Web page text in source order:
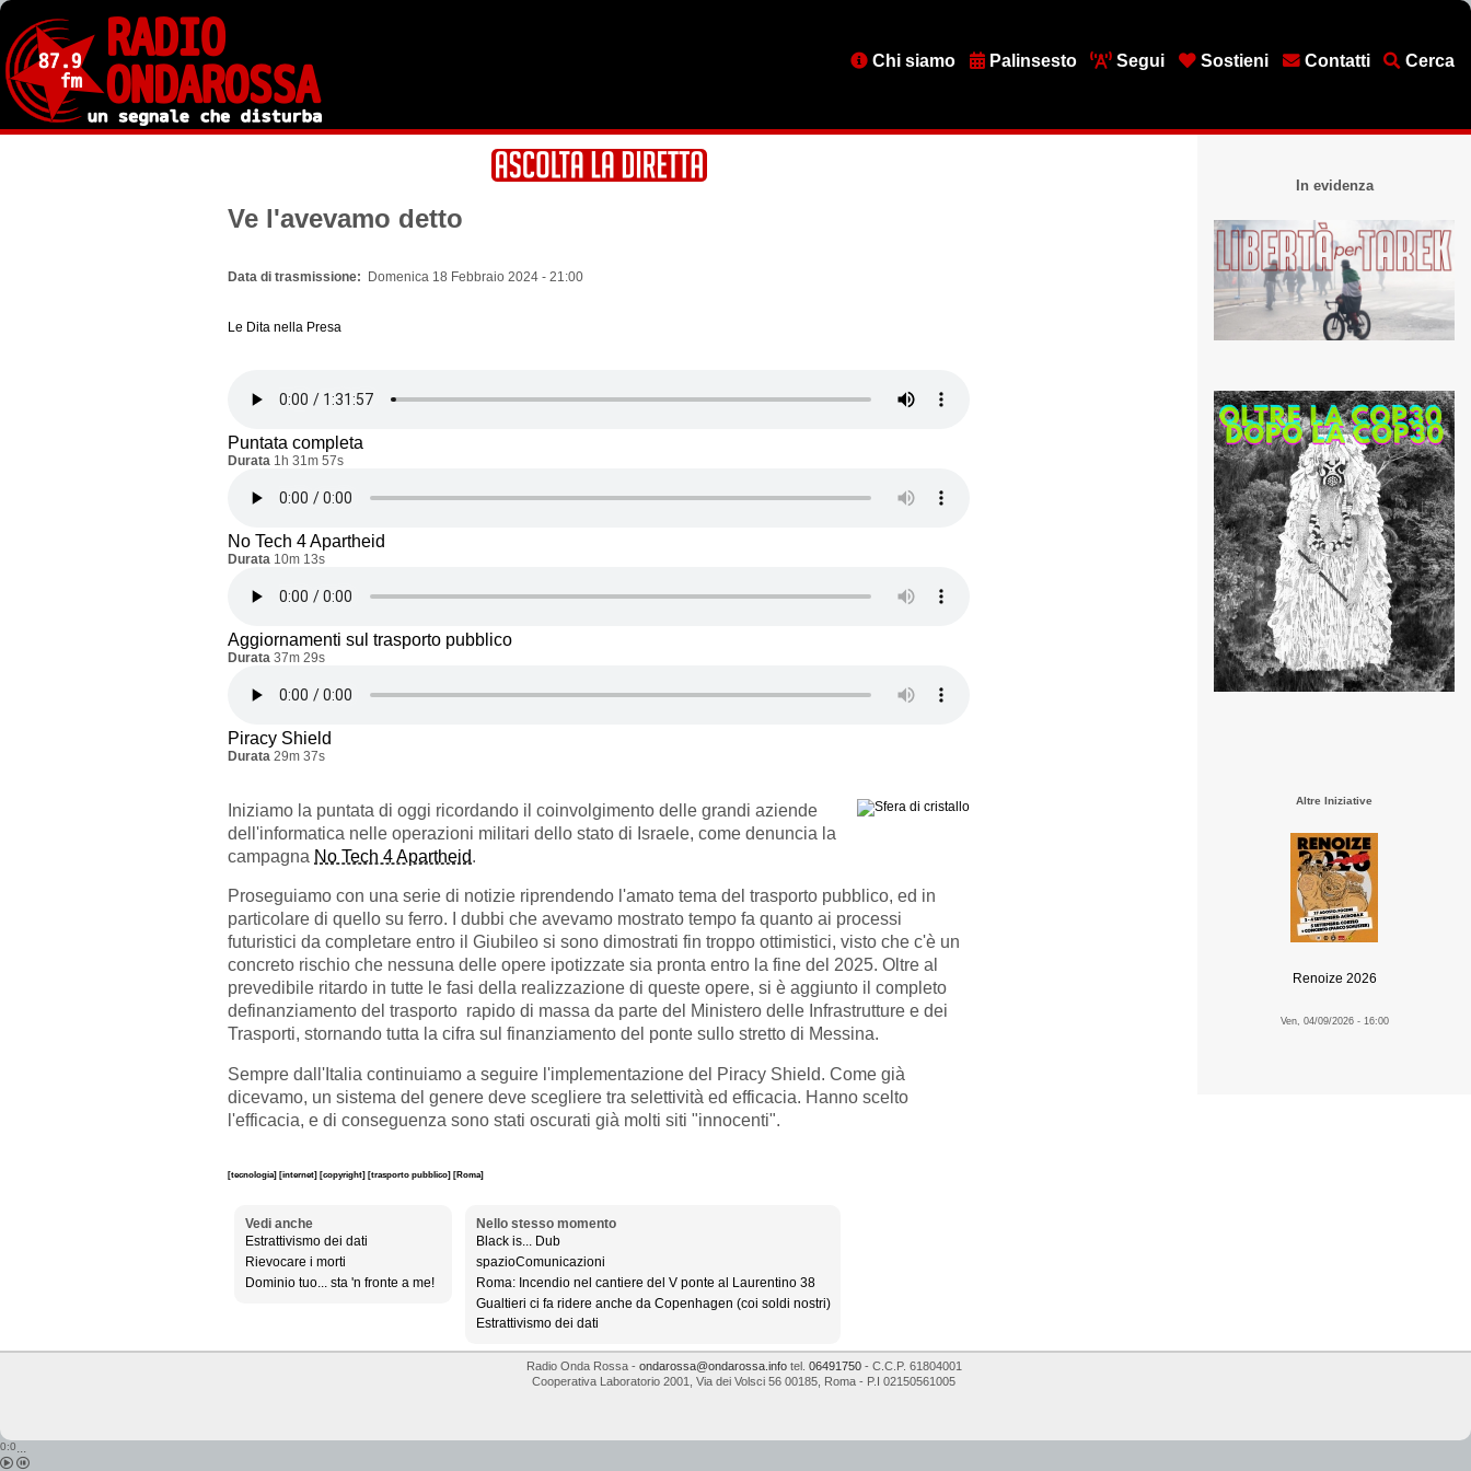
Salta
contenuto
principale
MenuChi siamo Palinsesto Segui Sostieni Contatti Cerca
Ve l'avevamo detto
Data di trasmissione Domenica 18 Febbraio 2024 - 21:00
Le Dita nella Presa
Puntata completa
Durata 1h 31m 57s
No Tech 4 Apartheid
Durata 10m 13s
Aggiornamenti sul trasporto pubblico
Durata 37m 29s
Piracy Shield
Durata 29m 37s
Iniziamo la puntata di oggi ricordando il coinvolgimento delle grandi aziende
dell'informatica nelle operazioni militari dello stato di Israele, come denuncia la
campagna No Tech 4 Apartheid.
Proseguiamo con una serie di notizie riprendendo l'amato tema del trasporto pubblico, ed in
particolare di quello su ferro. I dubbi che avevamo mostrato tempo fa quanto ai processi
futuristici da completare entro il Giubileo si sono dimostrati fin troppo ottimistici, visto che c'è un
concreto rischio che nessuna delle opere ipotizzate sia pronta entro la fine del 2025. Oltre al
prevedibile ritardo in tutte le fasi della realizzazione di queste opere, si è aggiunto il completo
definanziamento del trasporto rapido di massa da parte del Ministero delle Infrastrutture e dei
Trasporti, stornando tutta la cifra sul finanziamento del ponte sullo stretto di Messina.
Sempre dall'Italia continuiamo a seguire l'implementazione del Piracy Shield. Come già
dicevamo, un sistema del genere deve scegliere tra selettività ed efficacia. Hanno scelto
l'efficacia, e di conseguenza sono stati oscurati già molti siti "innocenti".
[tecnologia] [internet] [copyright] [trasporto pubblico] [Roma]
Vedi anche
Estrattivismo dei dati
Rievocare i morti
Dominio tuo... sta 'n fronte a me!
Nello stesso momento
Black is... Dub
spazioComunicazioni
Roma: Incendio nel cantiere del V ponte al Laurentino 38
Gualtieri ci fa ridere anche da Copenhagen (coi soldi nostri)
Estrattivismo dei dati
In evidenza
Altre Iniziative
Renoize 2026
Ven, 04/09/2026 - 16:00
Radio Onda Rossa- ondarossa@ondarossa.infotel. 06491750- C.C.P. 61804001
Cooperativa Laboratorio 2001, Via dei Volsci 56 00185, Roma - P.I 02150561005
0:0...